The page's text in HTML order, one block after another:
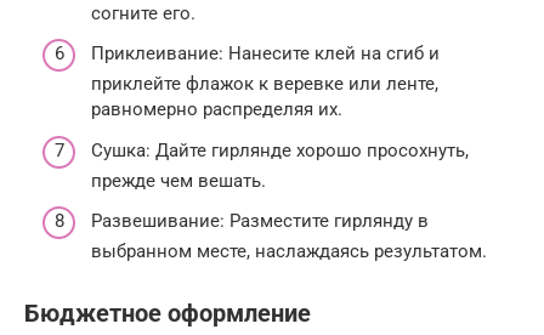
согните его.
Приклеивание: Нанесите клей на сгиб и
приклейте флажок к веревке или ленте,
равномерно распределяя их.
Сушка: Дайте гирлянде хорошо просохнуть,
прежде чем вешать.
Развешивание: Разместите гирлянду в
выбранном месте, наслаждаясь результатом.
Бюджетное оформление